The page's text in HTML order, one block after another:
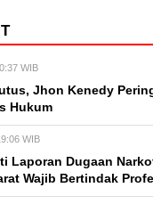
WIB
Jhon Kenedy
Hukum
WIB
Laporan Dugaan
Wajib Bertindak